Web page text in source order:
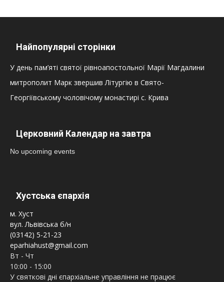
Найпопулярні сторінки
У день пам’яті святої рівноапостольної Марії Магдалини
митрополит Марк звершив Літургію в Свято-
Георгіївському чоловічому монастирі с. Крива
Церковний Календар на завтра
No upcoming events
Хустська єпархія
м. Хуст
вул. Львівська б/н
(03142) 5-21-23
eparhiahust@gmail.com
Вт - Чт
10:00 - 15:00
У святкові дні єпархіальне управління не працює